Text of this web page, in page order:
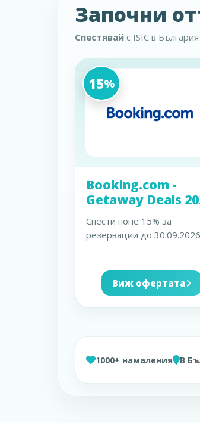
Започни
Спестявай с ISIC в България
15%
Booking.com -
Getaway Deals
Спести поне 15% за
резервации до
Виж офертата
1000+ намаления В